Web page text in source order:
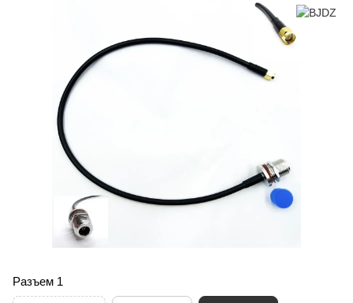
Разъем 1